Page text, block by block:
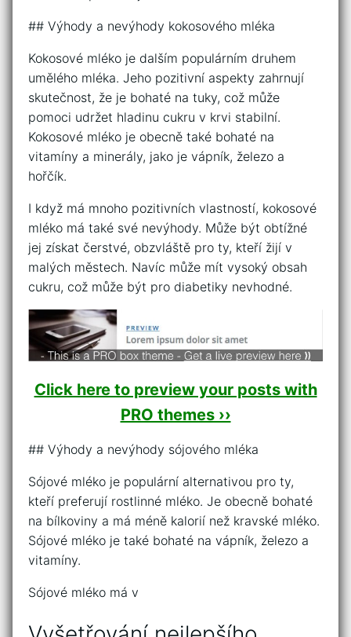
## Výhody a nevýhody kokosového mléka
Kokosové mléko je dalším populárním druhem
umělého mléka. Jeho pozitivní aspekty zahrnují
skutečnost, že je bohaté na tuky, což může
pomoci udržet hladinu cukru v krvi stabilní.
Kokosové mléko je obecně také bohaté na
vitamíny a minerály, jako je vápník, železo a
hořčík.
I když má mnoho pozitivních vlastností, kokosové
mléko má také své nevýhody. Může být obtížné
jej získat čerstvé, obzvláště pro ty, kteří žijí v
malých městech. Navíc může mít vysoký obsah
cukru, což může být pro diabetiky nevhodné.
Click here to preview your posts with
PRO themes ››
## Výhody a nevýhody sójového mléka
Sójové mléko je populární alternativou pro ty,
kteří preferují rostlinné mléko. Je obecně bohaté
na bílkoviny a má méně kalorií než kravské mléko.
Sójové mléko je také bohaté na vápník, železo a
vitamíny.
Sójové mléko má v